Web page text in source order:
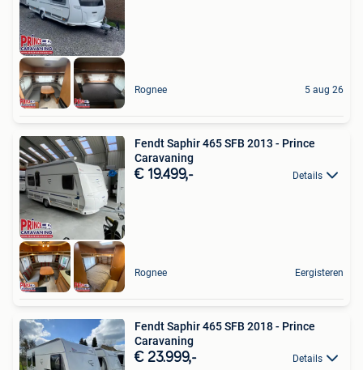
Rognee 5 aug 26
Fendt Saphir 465 SFB 2013 - Prince
Caravaning
€ 19.499,- Details
Rognee Eergisteren
Fendt Saphir 465 SFB 2018 - Prince
Caravaning
€ 23.999,- Details